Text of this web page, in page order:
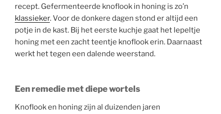
recept. Gefermenteerde knoflook in honing is zo’n
klassieker. Voor de donkere dagen stond er altijd een
potje in de kast. Bij het eerste kuchje gaat het lepeltje
honing met een zacht teentje knoflook erin. Daarnaast
werkt het tegen een dalende weerstand.
Een remedie met diepe wortels
Knoflook en honing zijn al duizenden jaren